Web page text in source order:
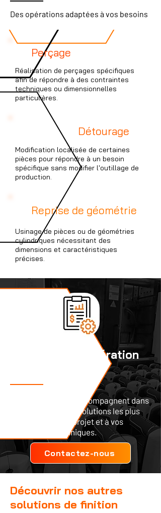
Des opérations adaptées à vos besoins
Perçage
Réalisation de perçages spécifiques
afin de répondre à des contraintes
techniques ou dimensionnelles
particulières.
Détourage
Modification localisée de certaines
pièces pour répondre à un besoin
spécifique sans modifier l'outillage de
production.
Reprise de géométrie
Usinage de pièces ou de géométries
cylindriques nécessitant des
dimensions et caractéristiques
précises.
Besoin d'une opération
Nos équipes vous accompagnent dans
l'identification des solutions les plus
adaptées à votre projet et à vos
contraintes techniques.
Contactez-nous
Découvrir nos autres
solutions de finition